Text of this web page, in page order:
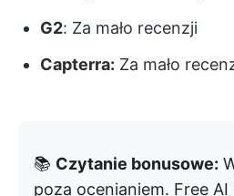
G2: Za mało recenzji
Capterra: Za mało
📚 Czytanie bonusowe:
poza ocenianiem. Free